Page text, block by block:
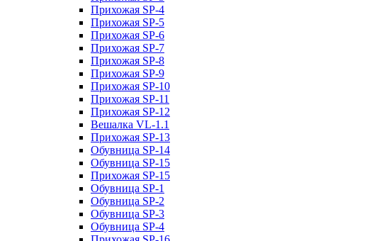
Прихожая SP-4
Прихожая SP-5
Прихожая SP-6
Прихожая SP-7
Прихожая SP-8
Прихожая SP-9
Прихожая SP-10
Прихожая SP-11
Прихожая SP-12
Вешалка VL-1.1
Прихожая SP-13
Обувница SP-14
Обувница SP-15
Прихожая SP-15
Обувница SP-1
Обувница SP-2
Обувница SP-3
Обувница SP-4